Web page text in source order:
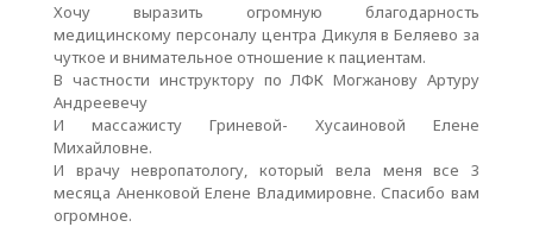
Хочу выразить огромную благодарность
медицинскому персоналу центра Дикуля в Беляево за
чуткое и внимательное отношение к пациентам.
В частности инструктору по ЛФК Могжанову Артуру
Андреевечу
И массажисту Гриневой- Хусаиновой Елене
Михайловне.
И врачу невропатологу, который вела меня все 3
месяца Аненковой Елене Владимировне. Спасибо вам
огромное.